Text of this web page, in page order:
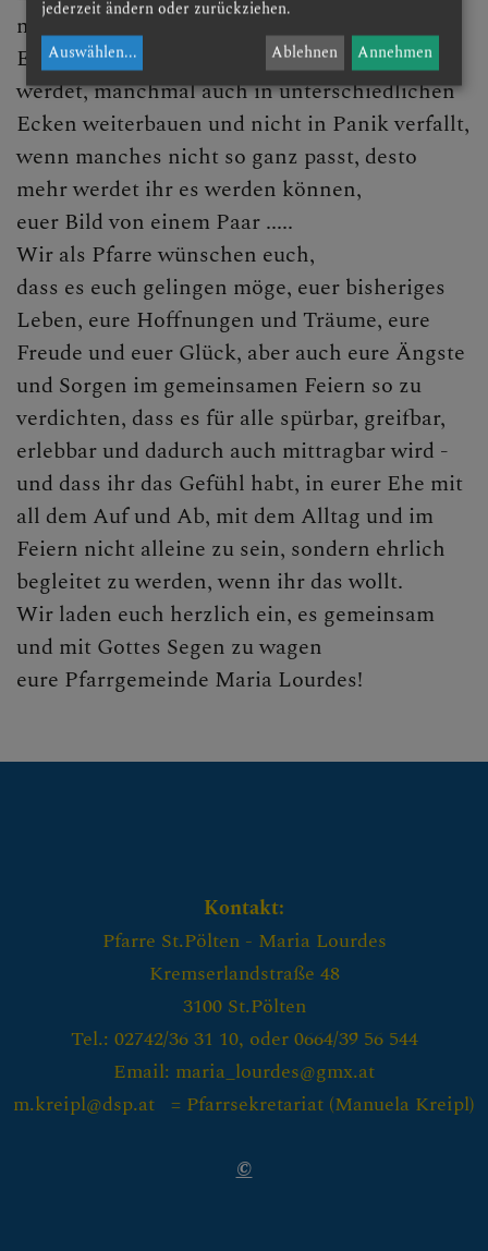
Wenn die Ehe gescheitert ist
Konfessionsverschiedene
Ehe
Beichte
Krankensalbung
Weihe
Begräbnis
Haus- und Wohnungssegnung
Wiederaufnahme in die Kirche
nicht - dazu müsstet ihr perfekt sein.
Eins aber ist klar: je mehr ihr danach suchen
werdet, manchmal auch in unterschiedlichen
Ecken weiterbauen und nicht in Panik verfallt,
wenn manches nicht so ganz passt, desto
mehr werdet ihr es werden können,
euer Bild von einem Paar .....
Wir als Pfarre wünschen euch,
dass es euch gelingen möge, euer bisheriges
Leben, eure Hoffnungen und Träume, eure
Freude und euer Glück, aber auch eure Ängste
und Sorgen im gemeinsamen Feiern so zu
verdichten, dass es für alle spürbar, greifbar,
erlebbar und dadurch auch mittragbar wird -
und dass ihr das Gefühl habt, in eurer Ehe mit
all dem Auf und Ab, mit dem Alltag und im
Feiern nicht alleine zu sein, sondern ehrlich
begleitet zu werden, wenn ihr das wollt.
Wir laden euch herzlich ein, es gemeinsam
und mit Gottes Segen zu wagen
eure Pfarrgemeinde Maria Lourdes!
Kontakt:
Pfarre St.Pölten - Maria Lourdes
Kremserlandstraße 48
3100 St.Pölten
Tel.: 02742/36 31 10, oder 0664/39 56 544
Email: maria_lourdes@gmx.at
m.kreipl@dsp.at = Pfarrsekretariat (Manuela Kreipl)
©
jederzeit ändern oder zurückziehen.
Auswählen... Ablehnen Annehmen